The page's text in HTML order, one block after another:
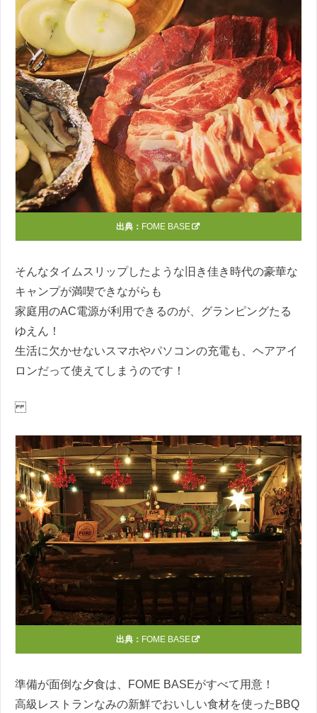
出典： FOME BASE
そんなタイムスリップしたような旧き佳き時代の豪華な
キャンプが満喫できながらも
家庭用のAC電源が利用できるのが、グランピングたる
ゆえん！
生活に欠かせないスマホやパソコンの充電も、ヘアアイ
ロンだって使えてしまうのです！
出典： FOME BASE
準備が面倒な夕食は、FOME BASEがすべて用意！
高級レストランなみの新鮮でおいしい食材を使ったBBQ